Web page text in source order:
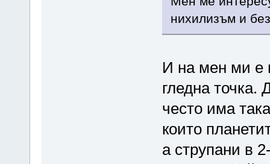
нихилизъм и
И на мен ми е
гледна точка.
често има
които
а струпани в